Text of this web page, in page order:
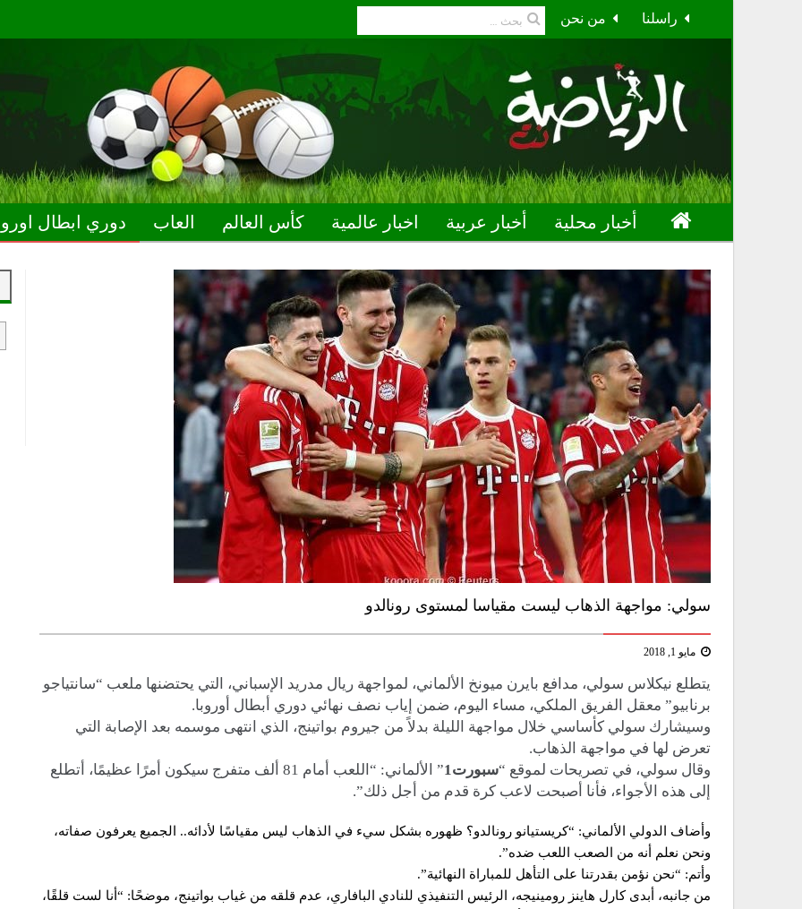
من نحن راسلنا
أخبار محلية أخبار عربية اخبار عالمية كأس العالم العاب دوري ابطال
سولي: مواجهة الذهاب ليست مقياسا لمستوى رونالدو
مايو 1, 2018
يتطلع نيكلاس سولي، مدافع بايرن ميونخ الألماني، لمواجهة ريال مدريد الإسباني، التي يحتضنها ملعب “سانتياجو
برنابيو” معقل الفريق الملكي، مساء اليوم، ضمن إياب نصف نهائي دوري أبطال أوروبا.
وسيشارك سولي كأساسي خلال مواجهة الليلة بدلاً من جيروم بواتينج، الذي انتهى موسمه بعد الإصابة التي
تعرض لها في مواجهة الذهاب.
وقال سولي، في تصريحات لموقع “سبورت1
” الألماني: “اللعب أمام 81 ألف متفرج سيكون أمرًا عظيمًا، أتطلع
إلى هذه الأجواء، فأنا أصبحت لاعب كرة قدم من أجل ذلك”.
وأضاف الدولي الألماني: “كريستيانو رونالدو؟ ظهوره بشكل سيء في الذهاب ليس مقياسًا لأدائه.. الجميع يعرفون صفاته،
ونحن نعلم أنه من الصعب اللعب ضده”.
وأتم: “نحن نؤمن بقدرتنا على التأهل للمباراة النهائية”.
من جانبه، أبدى كارل هاينز رومينيجه، الرئيس التنفيذي للنادي البافاري، عدم قلقه من غياب بواتينج، موضحًا: “أنا لست قلقًا،